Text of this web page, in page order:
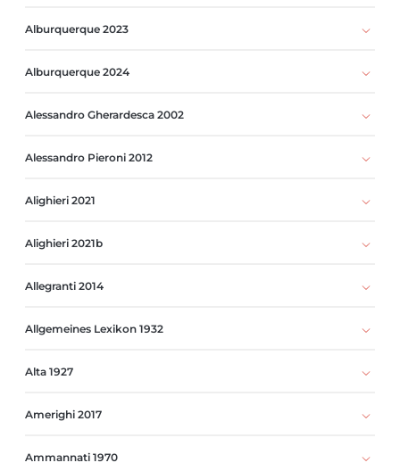
Alburquerque 2023
Alburquerque 2024
Alessandro Gherardesca 2002
Alessandro Pieroni 2012
Alighieri 2021
Alighieri 2021b
Allegranti 2014
Allgemeines Lexikon 1932
Alta 1927
Amerighi 2017
Ammannati 1970